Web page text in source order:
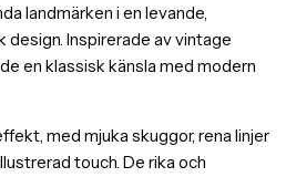
landmärken i en levande,
Inspirerade av vintage
en klassisk känsla med modern
med mjuka skuggor, rena linjer
touch. De rika och